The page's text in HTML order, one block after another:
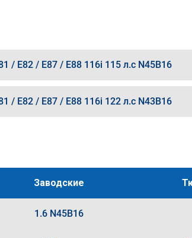
/ E82 / E87 / E88 116i 115 л.с N45B16
/ E82 / E87 / E88 116i 122 л.с N43B16
Заводские
1.6 N45B16